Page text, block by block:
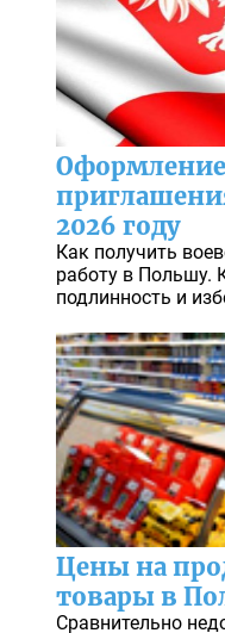
Оформление
2026 году
Как получить
работу в Польшу.
подлинность и
Цены на
товары в
Сравнительно